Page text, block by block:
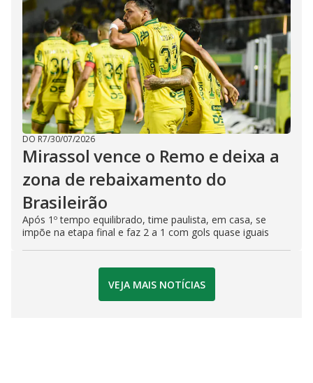
DO R7/30/07/2026
Mirassol vence o Remo e deixa a
zona de rebaixamento do
Brasileirão
Após 1º tempo equilibrado, time paulista, em casa, se
impõe na etapa final e faz 2 a 1 com gols quase iguais
VEJA MAIS NOTÍCIAS